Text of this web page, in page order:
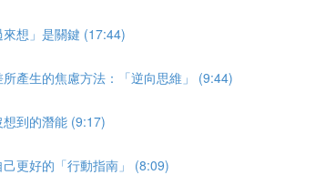
想」是關鍵 (17:44)
產生的焦慮方法：「逆向思維」 (9:44)
想到的潛能 (9:17)
更好的「行動指南」 (8:09)